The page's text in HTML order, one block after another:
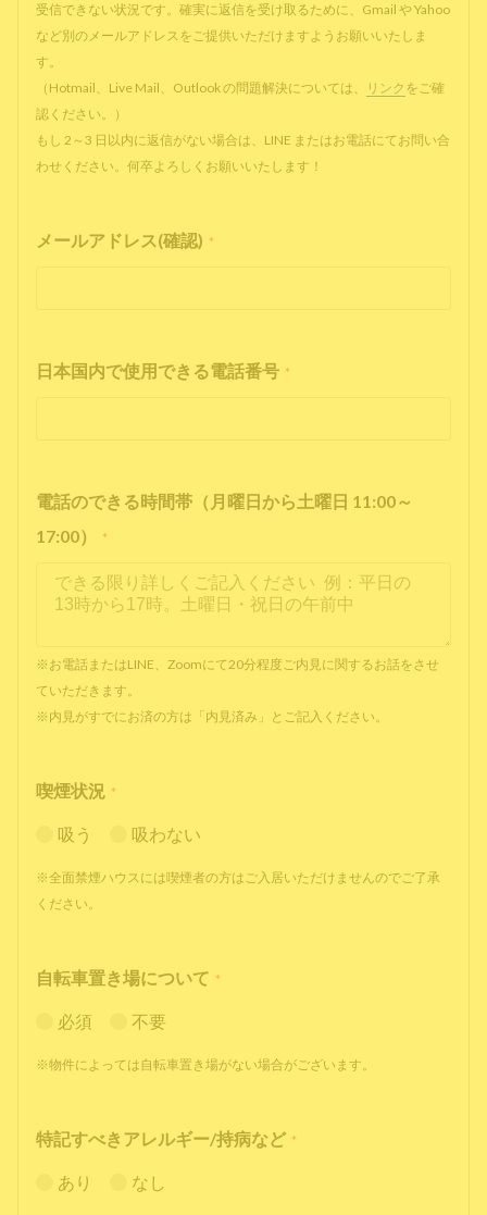
受信できない状況です。確実に返信を受け取るために、Gmail や Yahoo
など別のメールアドレスをご提供いただけますようお願いいたしま
す。
（Hotmail、Live Mail、Outlook の問題解決については、
リンク をご確
認ください。）
もし 2～3 日以内に返信がない場合は、LINE またはお電話にてお問い合
わせください。何卒よろしくお願いいたします！
メールアドレス(確認) *
日本国内で使用できる電話番号 *
電話のできる時間帯（月曜日から土曜日 11:00～
17:00）
*
※お電話またはLINE、Zoomにて20分程度ご内見に関するお話をさせ
ていただきます。
※内見がすでにお済の方は「内見済み」とご記入ください。
喫煙状況 *
吸う 吸わない
※全面禁煙ハウスには喫煙者の方はご入居いただけませんのでご了承
ください。
自転車置き場について *
必須 不要
※物件によっては自転車置き場がない場合がございます。
特記すべきアレルギー/持病など *
あり なし